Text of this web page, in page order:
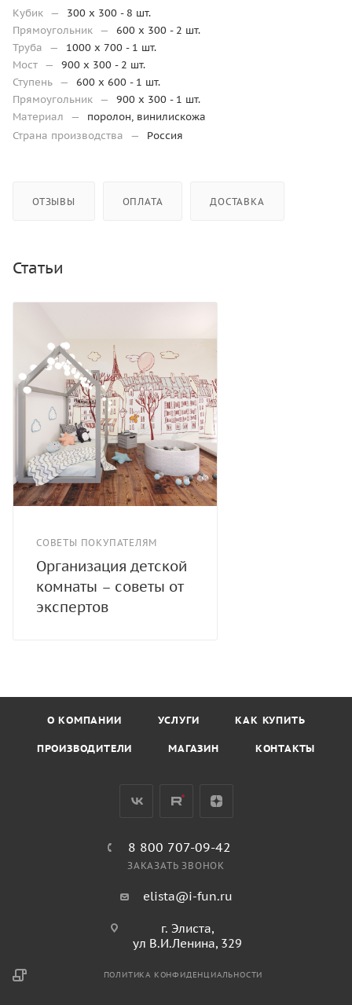
Кубик —
300 х 300 - 8 шт.
Прямоугольник —
600 x 300 - 2 шт.
Труба
—
1000 x 700 - 1 шт.
Мост —
900 x 300 - 2 шт.
Ступень —
600 x 600 - 1 шт.
Прямоугольник —
900 x 300 - 1 шт.
Материал
—
поролон, винилискожа
Страна производства
— Россия
ОТЗЫВЫ ОПЛАТА ДОСТАВКА
Статьи
СОВЕТЫ ПОКУПАТЕЛЯМ
Организация детской
комнаты – советы от
экспертов
О КОМПАНИИ УСЛУГИ КАК КУПИТЬ
ПРОИЗВОДИТЕЛИ МАГАЗИН КОНТАКТЫ
8 800 707-09-42
ЗАКАЗАТЬ ЗВОНОК
elista@i-fun.ru
г. Элиста,
ул В.И.Ленина, 329
ПОЛИТИКА КОНФИДЕНЦИАЛЬНОСТИ